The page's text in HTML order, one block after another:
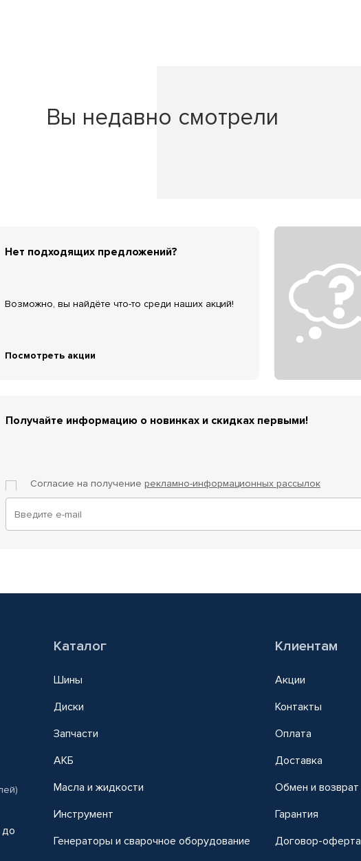
Вы недавно смотрели
Нет подходящих предложений?
Возможно, вы найдёте что-то среди наших акций!
Посмотреть акции
Получайте информацию о новинках и скидках первыми!
Согласие на получение рекламно-информационных рассылок
Каталог
Шины
Диски
Запчасти
АКБ
Масла и жидкости
Инструмент
Генераторы и сварочное оборудование
Клиентам
Акции
Контакты
Оплата
Доставка
Обмен и возврат
Гарантия
Договор-оферта